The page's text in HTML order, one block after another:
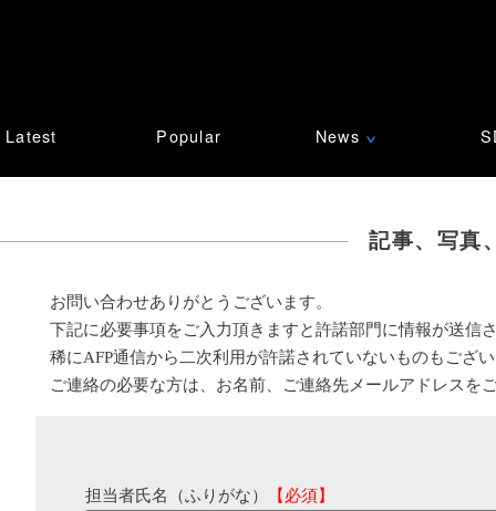
Latest Popular News ∨
記事、写真
お問い合わせありがとうございます。
下記に必要事項をご入力頂きますと許諾部門に情報が送信
稀にAFP通信から二次利用が許諾されていないものもござ
ご連絡の必要な方は、お名前、ご連絡先メールアドレスを
担当者氏名（ふりがな） 【必須】